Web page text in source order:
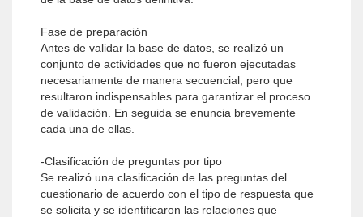
Fase de preparación
Antes de validar la base de datos, se realizó un
conjunto de actividades que no fueron ejecutadas
necesariamente de manera secuencial, pero que
resultaron indispensables para garantizar el proceso
de validación. En seguida se enuncia brevemente
cada una de ellas.
-Clasificación de preguntas por tipo
Se realizó una clasificación de las preguntas del
cuestionario de acuerdo con el tipo de respuesta que
se solicita y se identificaron las relaciones que